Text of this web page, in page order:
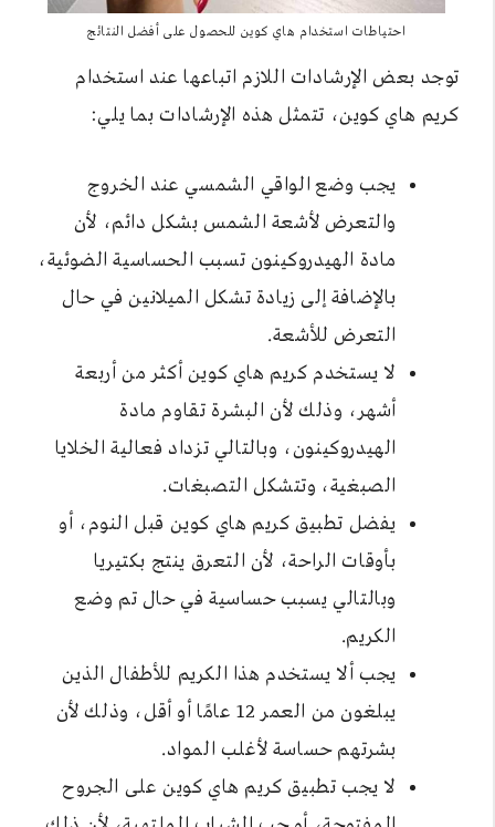
احتياطات استخدام هاي كوين للحصول على أفضل النتائج
توجد بعض الإرشادات اللازم اتباعها عند استخدام
كريم هاي كوين، تتمثل هذه الإرشادات بما يلي:
يجب وضع الواقي الشمسي عند الخروج
والتعرض لأشعة الشمس بشكل دائم، لأن
مادة الهيدروكينون تسبب الحساسية الضوئية،
بالإضافة إلى زيادة تشكل الميلانين في حال
التعرض للأشعة.
لا يستخدم كريم هاي كوين أكثر من أربعة
أشهر، وذلك لأن البشرة تقاوم مادة
الهيدروكينون، وبالتالي تزداد فعالية الخلايا
الصبغية، وتتشكل التصبغات.
يفضل تطبيق كريم هاي كوين قبل النوم، أو
بأوقات الراحة، لأن التعرق ينتج بكتيريا
وبالتالي يسبب حساسية في حال تم وضع
الكريم.
يجب ألا يستخدم هذا الكريم للأطفال الذين
يبلغون من العمر 12 عامًا أو أقل، وذلك لأن
بشرتهم حساسة لأغلب المواد.
لا يجب تطبيق كريم هاي كوين على الجروح